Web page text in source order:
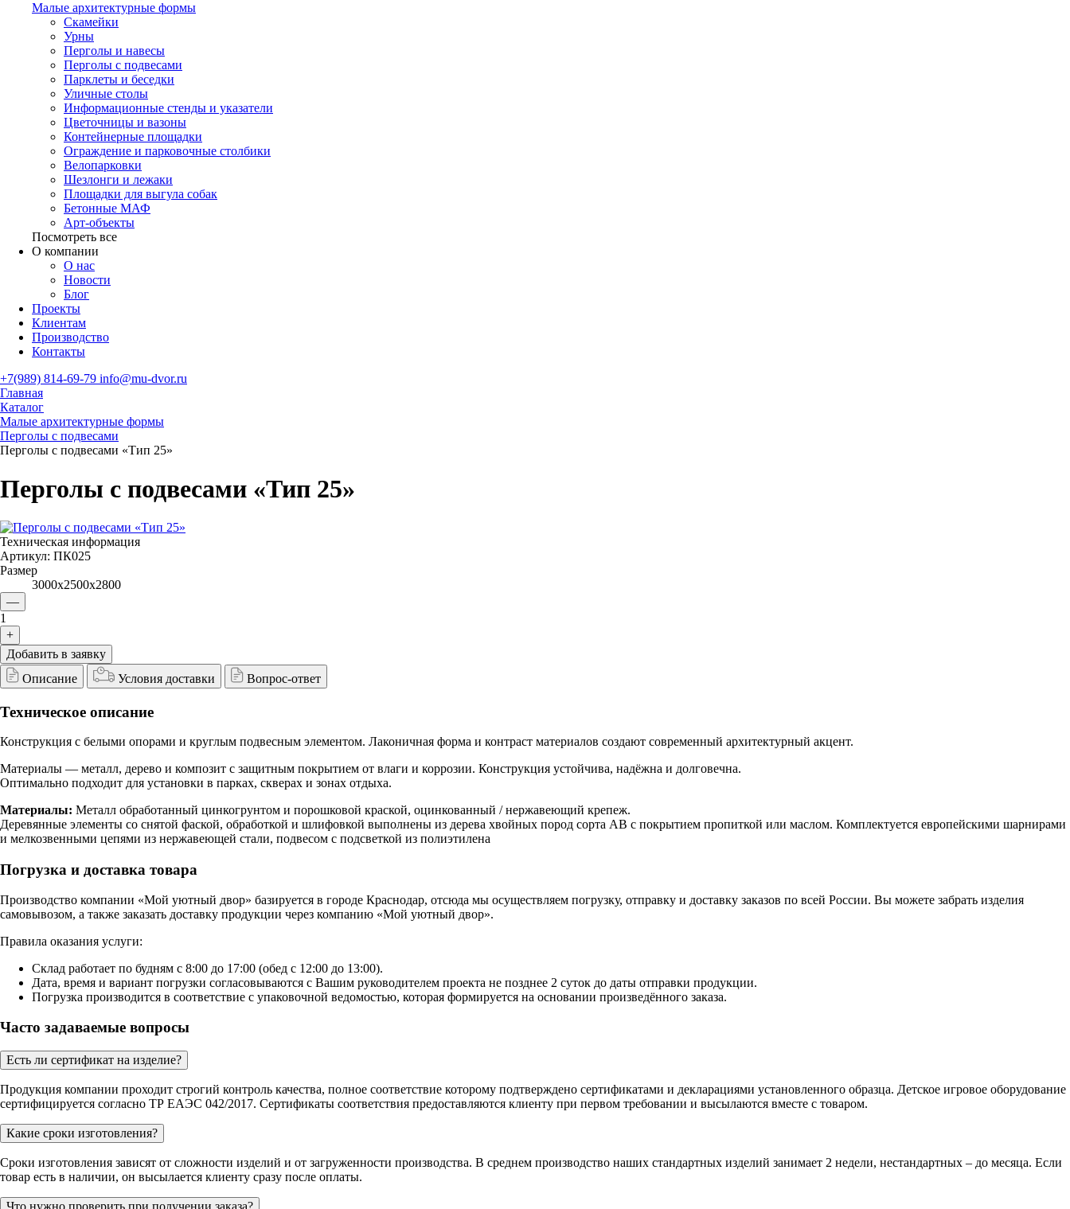
Малые архитектурные формы
Скамейки
Урны
Перголы и навесы
Перголы с подвесами
Парклеты и беседки
Уличные столы
Информационные стенды и указатели
Цветочницы и вазоны
Контейнерные площадки
Ограждение и парковочные столбики
Велопарковки
Шезлонги и лежаки
Площадки для выгула собак
Бетонные МАФ
Арт-объекты
Посмотреть все
О компании
О нас
Новости
Блог
Проекты
Клиентам
Производство
Контакты
+7(989) 814-69-79 info@mu-dvor.ru
Главная
Каталог
Малые архитектурные формы
Перголы с подвесами
Перголы с подвесами «Тип 25»
Перголы с подвесами «Тип 25»
Техническая информация
Артикул: ПК025
Размер
3000х2500х2800
—
1
+
Добавить в заявку
Описание
Условия доставки Вопрос-ответ
Техническое описание
Конструкция с белыми опорами и круглым подвесным элементом. Лаконичная форма и контраст материалов создают современный архитектурный акцент.
Материалы — металл, дерево и композит с защитным покрытием от влаги и коррозии. Конструкция устойчива, надёжна и долговечна.
Оптимально подходит для установки в парках, скверах и зонах отдыха.
Материалы: Металл обработанный цинкогрунтом и порошковой краской, оцинкованный / нержавеющий крепеж.
Деревянные элементы со снятой фаской, обработкой и шлифовкой выполнены из дерева хвойных пород сорта АВ с покрытием пропиткой или маслом. Комплектуется европейскими шарнирами
и мелкозвенными цепями из нержавеющей стали, подвесом с подсветкой из полиэтилена
Погрузка и доставка товара
Производство компании «Мой уютный двор» базируется в городе Краснодар, отсюда мы осуществляем погрузку, отправку и доставку заказов по всей России. Вы можете забрать изделия
самовывозом, а также заказать доставку продукции через компанию «Мой уютный двор».
Правила оказания услуги:
Склад работает по будням с 8:00 до 17:00 (обед с 12:00 до 13:00).
Дата, время и вариант погрузки согласовываются с Вашим руководителем проекта не позднее 2 суток до даты отправки продукции.
Погрузка производится в соответствие с упаковочной ведомостью, которая формируется на основании произведённого заказа.
Часто задаваемые вопросы
Есть ли сертификат на изделие?
Продукция компании проходит строгий контроль качества, полное соответствие которому подтверждено сертификатами и декларациями установленного образца. Детское игровое оборудование
сертифицируется согласно ТР ЕАЭС 042/2017. Сертификаты соответствия предоставляются клиенту при первом требовании и высылаются вместе с товаром.
Какие сроки изготовления?
Сроки изготовления зависят от сложности изделий и от загруженности производства. В среднем производство наших стандартных изделий занимает 2 недели, нестандартных – до месяца. Если
товар есть в наличии, он высылается клиенту сразу после оплаты.